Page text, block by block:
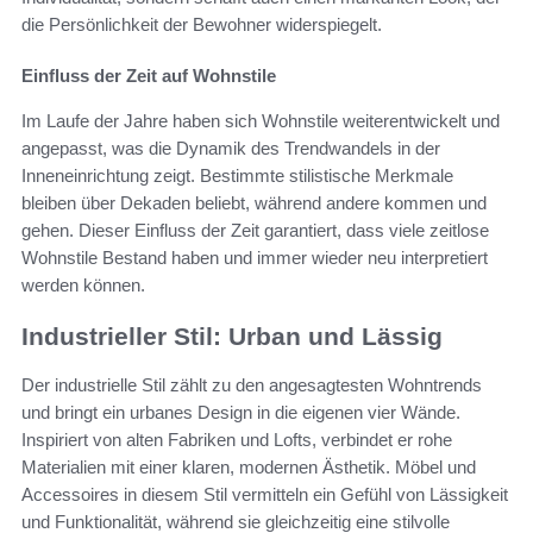
die Persönlichkeit der Bewohner widerspiegelt.
Einfluss der Zeit auf Wohnstile
Im Laufe der Jahre haben sich Wohnstile weiterentwickelt und
angepasst, was die Dynamik des Trendwandels in der
Inneneinrichtung zeigt. Bestimmte stilistische Merkmale
bleiben über Dekaden beliebt, während andere kommen und
gehen. Dieser Einfluss der Zeit garantiert, dass viele zeitlose
Wohnstile Bestand haben und immer wieder neu interpretiert
werden können.
Industrieller Stil: Urban und Lässig
Der industrielle Stil zählt zu den angesagtesten Wohntrends
und bringt ein urbanes Design in die eigenen vier Wände.
Inspiriert von alten Fabriken und Lofts, verbindet er rohe
Materialien mit einer klaren, modernen Ästhetik. Möbel und
Accessoires in diesem Stil vermitteln ein Gefühl von Lässigkeit
und Funktionalität, während sie gleichzeitig eine stilvolle